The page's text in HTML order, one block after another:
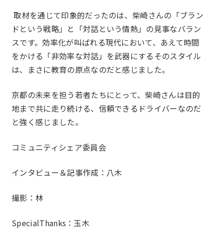
取材を通じて印象的だったのは、柴崎さんの「ブラン
ドという戦略」と「対話という情熱」の見事なバラン
スです。効率化が叫ばれる現代において、あえて時間
をかける「非効率な対話」を武器にするそのスタイル
は、まさに教育の原点なのだと感じました。
京都の未来を担う若者たちにとって、柴崎さんは目的
地まで共に走り続ける、信頼できるドライバーなのだ
と強く感じました。
コミュニティシェア委員会
インタビュー＆記事作成：八木
撮影：林
SpecialThanks：玉木